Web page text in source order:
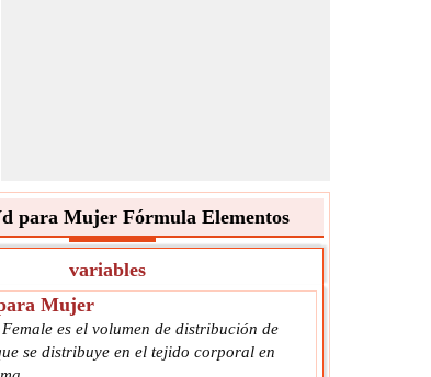
para Mujer Fórmula Elementos
variables
Mujer
es el volumen de distribución de
se distribuye en el tejido corporal en